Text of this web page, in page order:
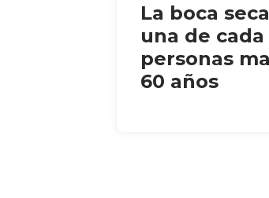
La boca
una de
personas
60 años